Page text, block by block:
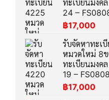
ทะเบียนมงค
24 –
฿17,000
รับจัดหาทะเ
หมวดใหม่ 8
ทะเบียนมงค
19 –
฿17,000